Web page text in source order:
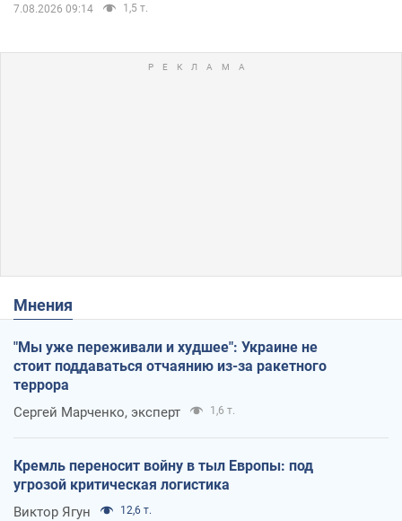
7.08.2026 09:14 1,5 т.
Мнения
"Мы уже переживали и худшее": Украине не
стоит поддаваться отчаянию из-за ракетного
террора
Сергей Марченко, эксперт 1,6 т.
Кремль переносит войну в тыл Европы: под
угрозой критическая логистика
Виктор Ягун 12,6 т.